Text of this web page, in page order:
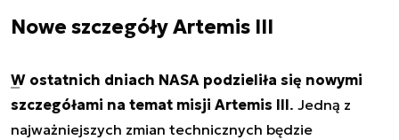
Nowe szczegóły Artemis III
W ostatnich dniach NASA podzieliła się nowymi
szczegółami na temat misji Artemis III. Jedną z
najważniejszych zmian technicznych będzie